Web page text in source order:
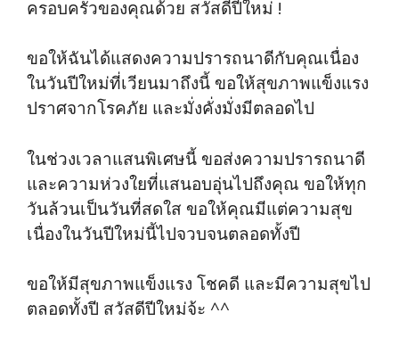
ครอบครัวของคุณด้วย สวัสดีปีใหม่ !
ขอให้ฉันได้แสดงความปรารถนาดีกับคุณเนื่อง
ในวันปีใหม่ที่เวียนมาถึงนี้ ขอให้สุขภาพแข็งแรง
ปราศจากโรคภัย และมั่งคั่งมั่งมีตลอดไป
ในช่วงเวลาแสนพิเศษนี้ ขอส่งความปรารถนาดี
และความห่วงใยที่แสนอบอุ่นไปถึงคุณ ขอให้ทุก
วันล้วนเป็นวันที่สดใส ขอให้คุณมีแต่ความสุข
เนื่องในวันปีใหม่นี้ไปจวบจนตลอดทั้งปี
ขอให้มีสุขภาพแข็งแรง โชคดี และมีความสุขไป
ตลอดทั้งปี สวัสดีปีใหม่จ้ะ ^^